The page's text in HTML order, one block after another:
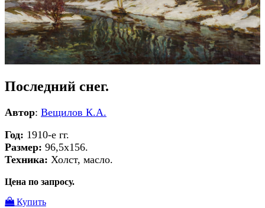
Последний снег.
Автор: Вещилов К.А.
Год: 1910-е гг.
Размер: 96,5х156.
Техника: Холст, масло.
Цена по запросу.
Купить